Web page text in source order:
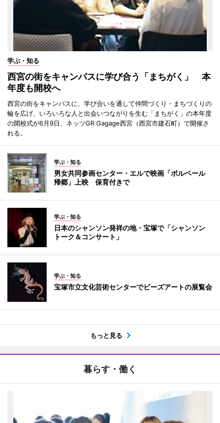
学ぶ・知る
西宮の街をキャンパスに学び合う「まちがく」 本
年度も開校へ
西宮の街をキャンパスに、学び合いを通して仲間づくり・まちづくりの
輪を広げ、いろいろな人と出会いつながりを生む「まちがく」の本年度
の開校式が6月9日、ネッツGR Gagage西宮（西宮市建石町）で開催さ
れる。
学ぶ・知る
男女共同参画センター・エルで映画「ボルベール
帰郷」上映 保育付きで
学ぶ・知る
日本のシャンソン発祥の地・宝塚で「シャンソン
トーク＆コンサート」
学ぶ・知る
宝塚市立文化芸術センターでビーズアートの展覧会
もっと見る
暮らす・働く